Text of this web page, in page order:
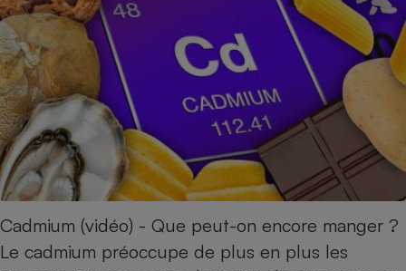
Cadmium (vidéo) - Que peut-on encore manger ?
Le cadmium préoccupe de plus en plus les